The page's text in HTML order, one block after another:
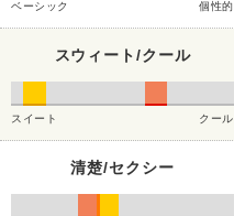
ベーシック 個性的
スウィート/クール
スイート クール
清楚/セクシー